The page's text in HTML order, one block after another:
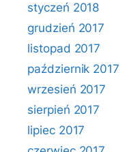
styczeń 2018
grudzień 2017
listopad 2017
październik 2017
wrzesień 2017
sierpień 2017
lipiec 2017